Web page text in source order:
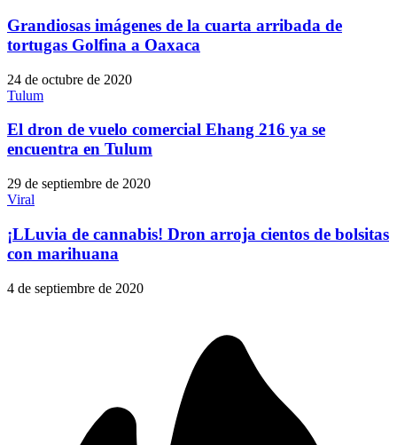
Grandiosas imágenes de la cuarta arribada de
tortugas Golfina a Oaxaca
24 de octubre de 2020
Tulum
El dron de vuelo comercial Ehang 216 ya se
encuentra en Tulum
29 de septiembre de 2020
Viral
¡LLuvia de cannabis! Dron arroja cientos de bolsitas
con marihuana
4 de septiembre de 2020